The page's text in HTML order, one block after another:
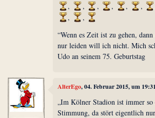
,
, , , , ,
,
,
“Wenn es Zeit ist zu gehen,
nur leiden will ich nicht. Mich
Udo an seinem 75. Geburtstag
AlterEgo, 04. Februar 2015, um 19:31
„Im Kölner Stadion ist immer so
Stimmung, da stört eigentlich